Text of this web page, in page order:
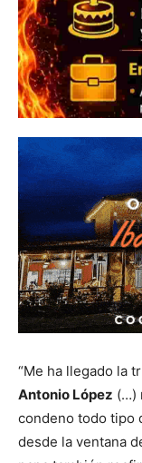
“Me ha llegado la
Antonio López (…)
condeno todo tipo
desde la ventana